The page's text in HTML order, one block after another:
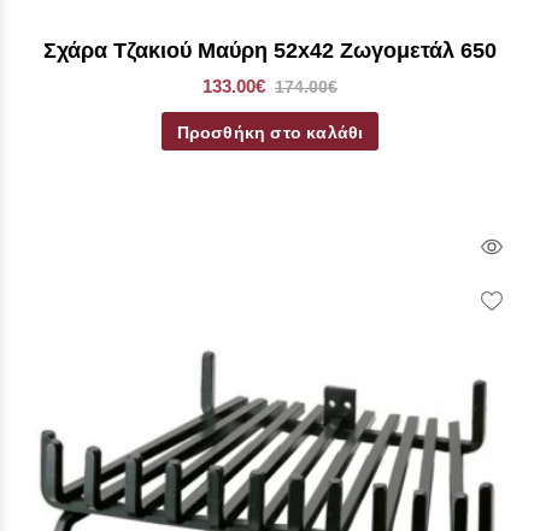
Σχάρα Τζακιού Μαύρη 52x42 Ζωγομετάλ 650
133.00€ 174.00€
Προσθήκη στο καλάθι